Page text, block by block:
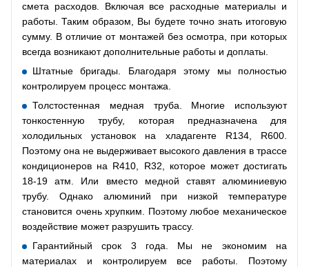
смета расходов. Включая все расходные материалы и
работы. Таким образом, Вы будете точно знать итоговую
сумму. В отличие от монтажей без осмотра, при которых
всегда возникают дополнительные работы и доплаты.
Штатные бригады. Благодаря этому мы полностью
контролируем процесс монтажа.
Толстостенная медная труба. Многие используют
тонкостенную трубу, которая предназначена для
холодильных установок на хладагенте R134, R600.
Поэтому она не выдерживает высокого давления в трассе
кондиционеров на R410, R32, которое может достигать
18-19 атм. Или вместо медной ставят алюминиевую
трубу. Однако алюминий при низкой температуре
становится очень хрупким. Поэтому любое механическое
воздействие может разрушить трассу.
Гарантийный срок 3 года. Мы не экономим на
материалах и контролируем все работы. Поэтому